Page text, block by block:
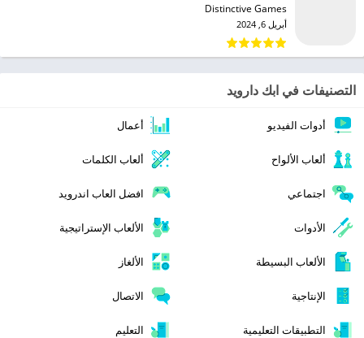
Distinctive Games‏
أبريل 6, 2024
التصنيفات في ابك دارويد
أدوات الفيديو أعمال
ألعاب الألواح ألعاب الكلمات
اجتماعي افضل العاب اندرويد
الأدوات الألعاب الإستراتيجية
الألعاب البسيطة الألغاز
الإنتاجية الاتصال
التطبيقات التعليمية التعليم